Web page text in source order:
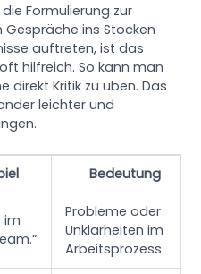
Formulierung zur
ins Stocken
auftreten, ist das
hilfreich. So kann man
direkt Kritik zu üben. Das
leichter und
Bedeutung
im
Probleme oder
Unklarheiten im
Arbeitsprozess